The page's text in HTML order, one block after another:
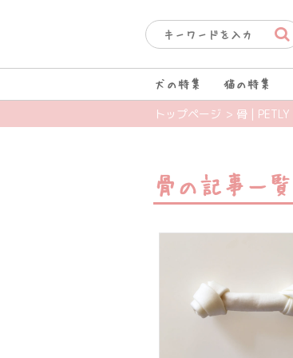
犬の特集 猫の特集
トップページ > 骨 | PETLY
骨の記事一覧